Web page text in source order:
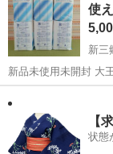
んできてくださいね♪
使
新三
新品未使用未開封 大
るパッド 300ml24枚
【
状態